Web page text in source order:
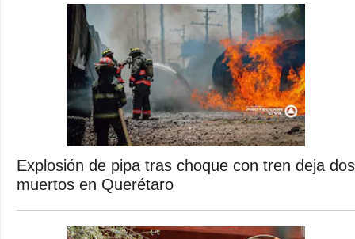
Explosión de pipa tras choque con tren deja dos
muertos en Querétaro